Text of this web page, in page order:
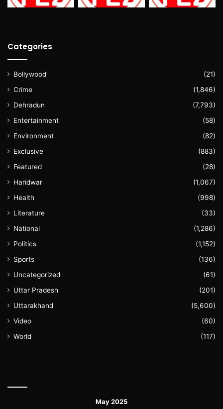
Categories
Bollywood
(21)
Crime
(1,846)
Dehradun
(7,793)
Entertainment
(58)
Environment
(82)
Exclusive
(883)
Featured
(28)
Haridwar
(1,067)
Health
(998)
Literature
(33)
National
(1,286)
Politics
(1,152)
Sports
(136)
Uncategorized
(61)
Uttar Pradesh
(201)
Uttarakhand
(5,600)
Video
(60)
World
(117)
May 2025